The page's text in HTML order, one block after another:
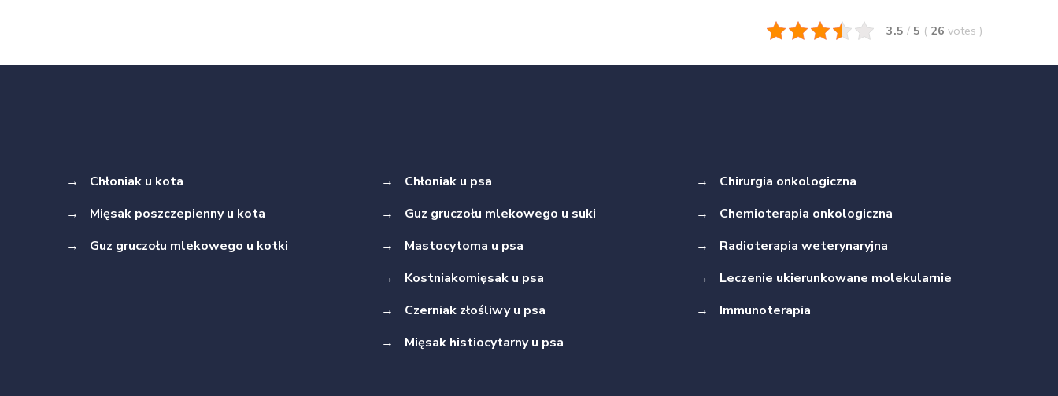
3.5 / 5 ( 26 votes )
→
Chłoniak u kota
→
Mięsak poszczepienny u kota
→
Guz gruczołu mlekowego u kotki
→
Chłoniak u psa
→
Guz gruczołu mlekowego u suki
→
Mastocytoma u psa
→
Kostniakomięsak u psa
→
Czerniak złośliwy u psa
→
Mięsak histiocytarny u psa
→
Chirurgia onkologiczna
→
Chemioterapia onkologiczna
→
Radioterapia weterynaryjna
→
Leczenie ukierunkowane molekularnie
→
Immunoterapia